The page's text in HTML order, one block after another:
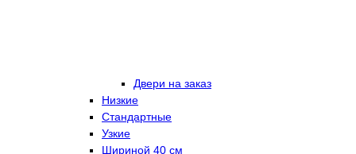
Двери на заказ
Низкие
Стандартные
Узкие
Шириной 40 см